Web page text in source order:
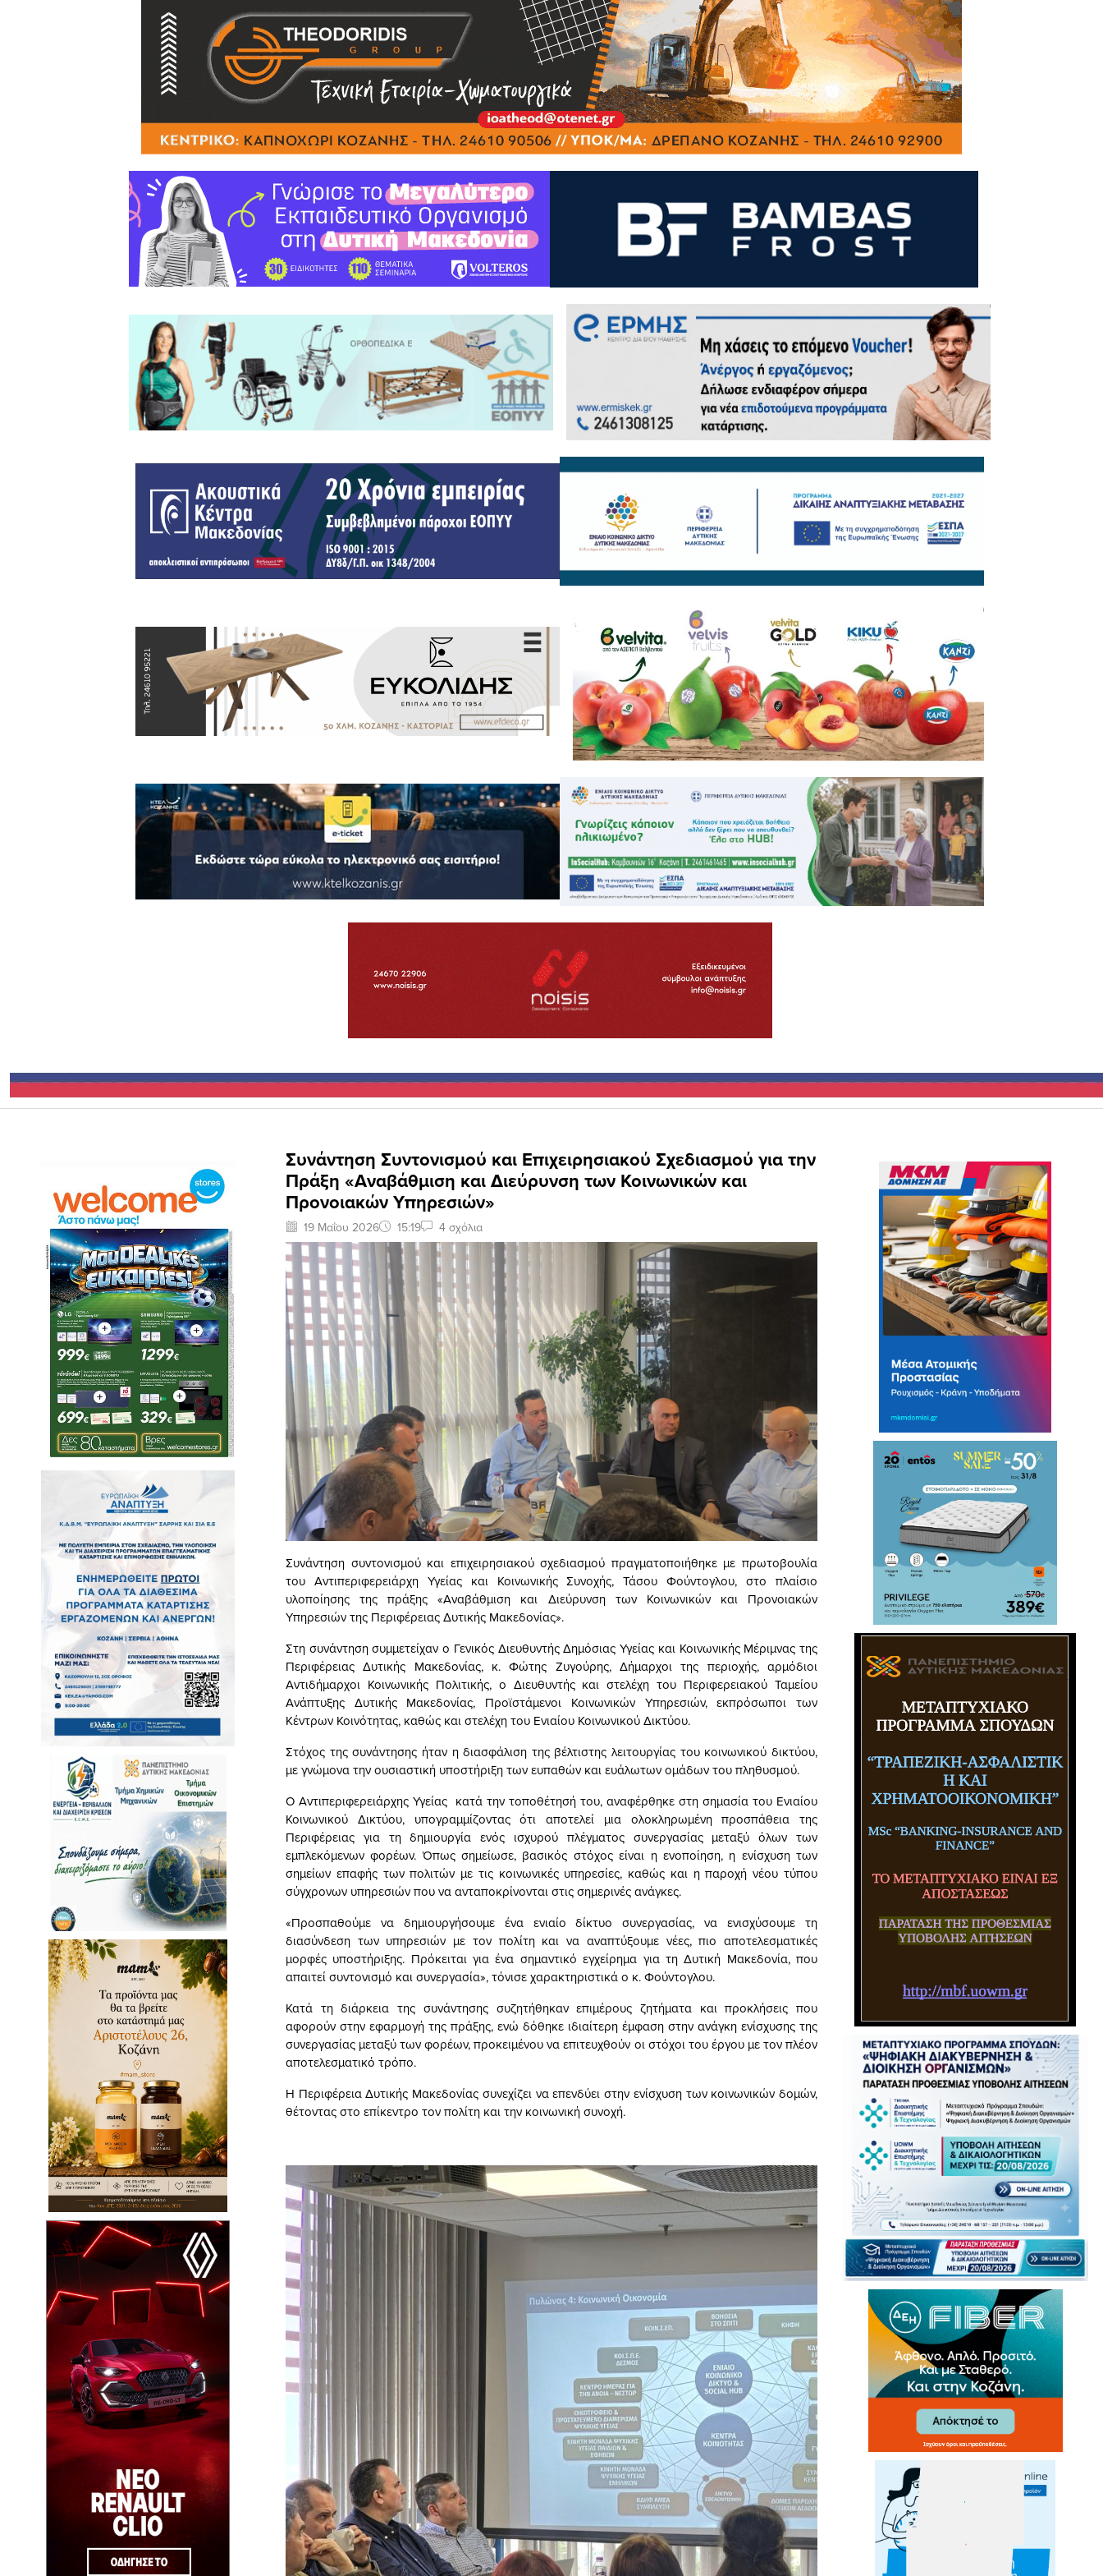
Συνάντηση Συντονισμού και Επιχειρησιακού Σχεδιασμού για την
Πράξη «Αναβάθμιση και Διεύρυνση των Κοινωνικών και
Προνοιακών Υπηρεσιών»
19 Μαΐου 2026 15:19 4 σχόλια
Συνάντηση συντονισμού και επιχειρησιακού σχεδιασμού πραγματοποιήθηκε με πρωτοβουλία
του Αντιπεριφερειάρχη Υγείας και Κοινωνικής Συνοχής, Τάσου Φούντογλου, στο πλαίσιο
υλοποίησης της πράξης «Αναβάθμιση και Διεύρυνση των Κοινωνικών και Προνοιακών
Υπηρεσιών της Περιφέρειας Δυτικής Μακεδονίας».
Στη συνάντηση συμμετείχαν ο Γενικός Διευθυντής Δημόσιας Υγείας και Κοινωνικής Μέριμνας της
Περιφέρειας Δυτικής Μακεδονίας, κ. Φώτης Ζυγούρης, Δήμαρχοι της περιοχής, αρμόδιοι
Αντιδήμαρχοι Κοινωνικής Πολιτικής, ο Διευθυντής και στελέχη του Περιφερειακού Ταμείου
Ανάπτυξης Δυτικής Μακεδονίας, Προϊστάμενοι Κοινωνικών Υπηρεσιών, εκπρόσωποι των
Κέντρων Κοινότητας, καθώς και στελέχη του Ενιαίου Κοινωνικού Δικτύου.
Στόχος της συνάντησης ήταν η διασφάλιση της βέλτιστης λειτουργίας του κοινωνικού δικτύου,
με γνώμονα την ουσιαστική υποστήριξη των ευπαθών και ευάλωτων ομάδων του πληθυσμού.
Ο Αντιπεριφερειάρχης Υγείας κατά την τοποθέτησή του, αναφέρθηκε στη σημασία του Ενιαίου
Κοινωνικού Δικτύου, υπογραμμίζοντας ότι αποτελεί μια ολοκληρωμένη προσπάθεια της
Περιφέρειας για τη δημιουργία ενός ισχυρού πλέγματος συνεργασίας μεταξύ όλων των
εμπλεκόμενων φορέων. Όπως σημείωσε, βασικός στόχος είναι η ενοποίηση, η ενίσχυση των
σημείων επαφής των πολιτών με τις κοινωνικές υπηρεσίες, καθώς και η παροχή νέου τύπου
σύγχρονων υπηρεσιών που να ανταποκρίνονται στις σημερινές ανάγκες.
«Προσπαθούμε να δημιουργήσουμε ένα ενιαίο δίκτυο συνεργασίας, να ενισχύσουμε τη
διασύνδεση των υπηρεσιών με τον πολίτη και να αναπτύξουμε νέες, πιο αποτελεσματικές
μορφές υποστήριξης. Πρόκειται για ένα σημαντικό εγχείρημα για τη Δυτική Μακεδονία, που
απαιτεί συντονισμό και συνεργασία», τόνισε χαρακτηριστικά ο κ. Φούντογλου.
Κατά τη διάρκεια της συνάντησης συζητήθηκαν επιμέρους ζητήματα και προκλήσεις που
αφορούν στην εφαρμογή της πράξης, ενώ δόθηκε ιδιαίτερη έμφαση στην ανάγκη ενίσχυσης της
συνεργασίας μεταξύ των φορέων, προκειμένου να επιτευχθούν οι στόχοι του έργου με τον πλέον
αποτελεσματικό τρόπο.
Η Περιφέρεια Δυτικής Μακεδονίας συνεχίζει να επενδύει στην ενίσχυση των κοινωνικών δομών,
θέτοντας στο επίκεντρο τον πολίτη και την κοινωνική συνοχή.